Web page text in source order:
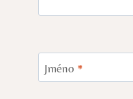
Jméno *